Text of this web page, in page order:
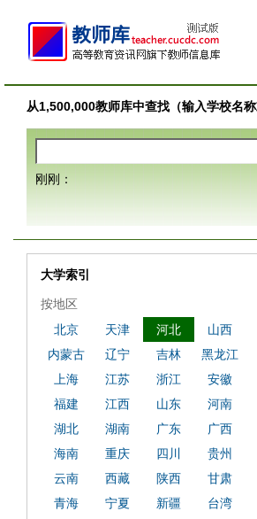
从1,500,000教师库中查找（输入学校名称
刚刚：
大学索引
按地区
北京
天津 河北
山西
内蒙古
辽宁 吉林
黑龙江
上海
江苏 浙江
安徽
福建
江西 山东
河南
湖北
湖南 广东
广西
海南
重庆 四川
贵州
云南
西藏 陕西
甘肃
青海
宁夏 新疆
台湾